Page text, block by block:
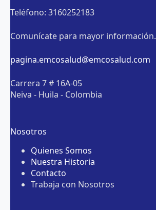
Teléfono: 3160252183
Comunícate para mayor información.
pagina.emcosalud@emcosalud.com
Carrera 7 # 16A-05
Neiva - Huila - Colombia
Nosotros
Quienes Somos
Nuestra Historia
Contacto
Trabaja con Nosotros